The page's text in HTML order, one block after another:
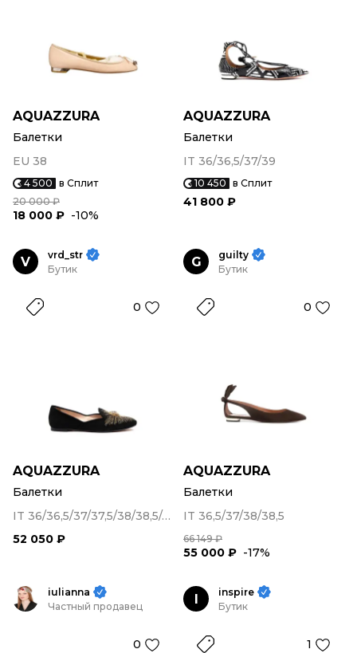
AQUAZZURA
Балетки
EU 38
4 500 в Сплит
20 000 ₽
18 000 ₽ -10%
AQUAZZURA
Балетки
IT 36/36,5/37/39
10 450 в Сплит
41 800 ₽
V
vrd_str
Бутик
0
AQUAZZURA
Балетки
IT 36/36,5/37/37,5/38/38,5/40
52 050 ₽
G
guilty
Бутик
0
AQUAZZURA
Балетки
IT 36,5/37/38/38,5
66 149 ₽
55 000 ₽ -17%
iulianna
Частный продавец
0
I
inspire
Бутик
1